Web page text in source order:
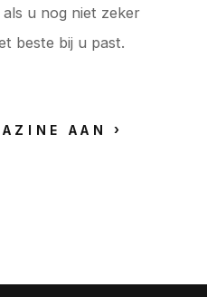
u nog niet zeker
beste bij u past.
AAN